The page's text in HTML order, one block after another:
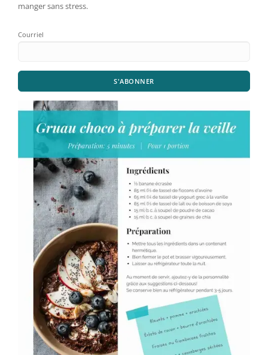
manger sans stress.
Courriel
S'ABONNER